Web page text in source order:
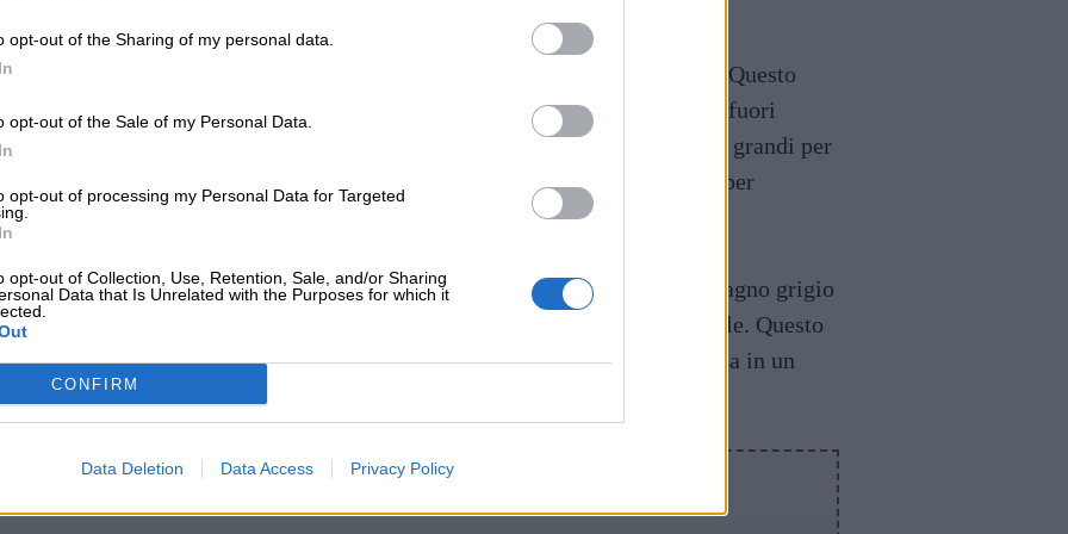
opt-out of the Sharing of my personal data.
opt-out of the Sale of my Personal Data.
opt-out of processing my Personal Data for Targeted
opt-out of Collection, Use, Retention, Sale, and/or Sharing
Data that Is Unrelated with the Purposes for which it
CONFIRM
Data Deletion Data Access Privacy Policy
di ragni giganti nei sogni può accentuare il senso di minaccia o paura. Questo
o problemi nella vita del sognatore che sembrano sovradimensionati o fuori
una sensazione di impotenza di fronte a situazioni che sembrano troppo grandi per
potrebbe invitare il sognatore a trovare il coraggio e la determinazione per
è spesso associato a sfumature di incertezza o ambiguità. Sognare un ragno grigio
o di indecisione nel sognatore riguardo a questioni nella vita reale. Questo
sta cercando di capire situazioni complesse o di trovare chiarezza in un